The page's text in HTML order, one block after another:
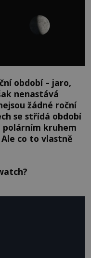
období – jaro,
nenastává
žádné roční
se střídá období
polárním kruhem
co to vlastně